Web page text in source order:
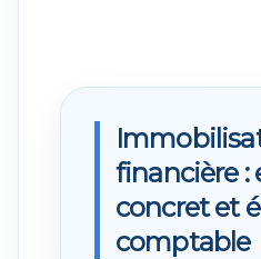
financière :
concret et
comptable